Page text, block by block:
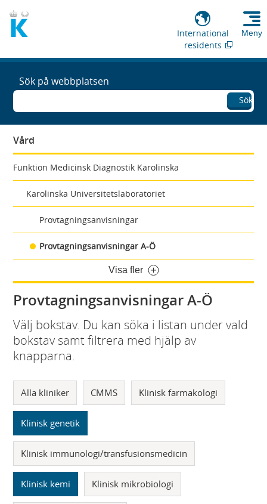
International
residents
Meny
Sök på webbplatsen
Sök
Vård
Funktion Medicinsk Diagnostik Karolinska
Karolinska Universitetslaboratoriet
Provtagningsanvisningar
Provtagningsanvisningar A-Ö
Visa fler
Provtagningsanvisningar A-Ö
Välj bokstav. Du kan söka i listan under vald
bokstav samt filtrera med hjälp av
knapparna.
Alla kliniker CMMS Klinisk farmakologi
Klinisk genetik
Klinisk immunologi/transfusionsmedicin
Klinisk kemi Klinisk mikrobiologi